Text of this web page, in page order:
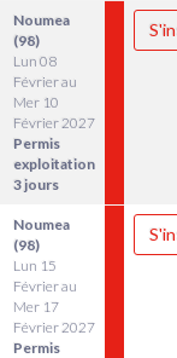
Noumea
(98)
Lun 08
Février au
Mer 10
Février 2027
Permis
exploitation
3 jours
Noumea
(98)
Lun 15
Février au
Mer 17
Février 2027
Permis